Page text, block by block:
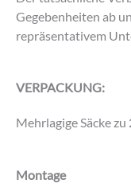
Gegebenheiten ab
repräsentativem
VERPACKUNG:
Mehrlagige Säcke zu
Montage